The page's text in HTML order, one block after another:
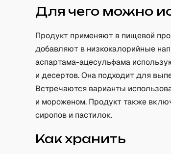
Для чего можно
Продукт применяют в пищевой
добавляют в низкокалорийные
аспартама-ацесульфама
и десертов. Она подходит для
Встречаются варианты
и мороженом. Продукт также
сиропов и пастилок.
Как хранить